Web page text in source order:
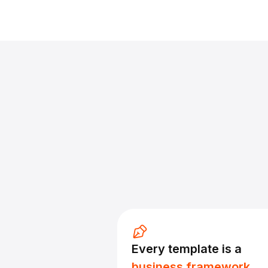
Every template is a